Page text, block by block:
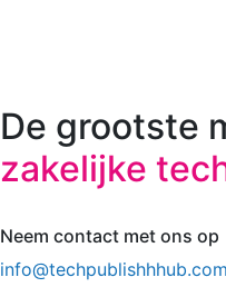
De grootste
zakelijke
Neem contact met ons op
info@techpublishhhub.com